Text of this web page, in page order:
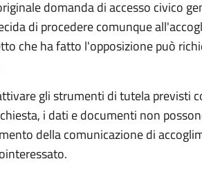
domanda di accesso civico
di procedere comunque
che ha fatto l'opposizione può
gli strumenti di tutela previsti
i dati e documenti non
della comunicazione di